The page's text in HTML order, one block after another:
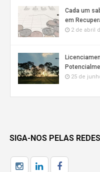
Cada um
em
2 de abril
25 de
SIGA-NOS PELAS